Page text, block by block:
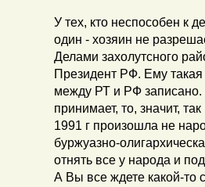
У тех, кто неспособен к
один - хозяин не
Делами захолутсного
Президент РФ. Ему такая
между РТ и РФ записано.
принимает, то, значит,
1991 г произошла не
буржуазно-
отнять все у народа и
А Вы все ждете какой-то